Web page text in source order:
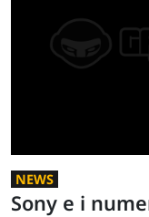
NEWS
Sony e i